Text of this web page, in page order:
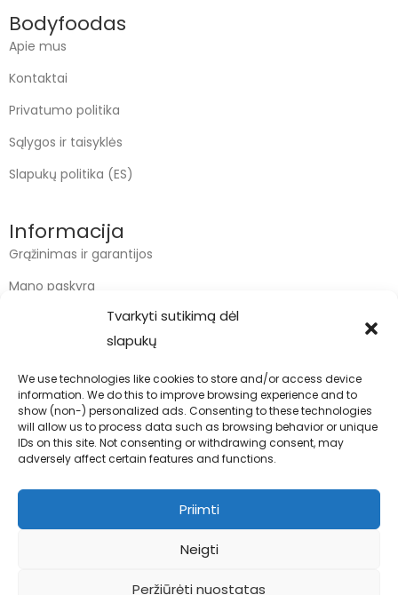
Tvarkyti sutikimą dėl
slapukų
We use technologies like cookies to store and/or access device
information. We do this to improve browsing experience and to
show (non-) personalized ads. Consenting to these technologies
will allow us to process data such as browsing behavior or unique
IDs on this site. Not consenting or withdrawing consent, may
adversely affect certain features and functions.
Priimti
Neigti
Peržiūrėti nuostatas
Bodyfoodas
Apie mus
Kontaktai
Privatumo politika
Sąlygos ir taisyklės
Slapukų politika (ES)
Informacija
Grąžinimas ir garantijos
Mano paskyra
Kontaktai
info@bodyfoodas.lt
+370 600 77017
Visos teisės saugomos © Bodyfoodas.lt 2026